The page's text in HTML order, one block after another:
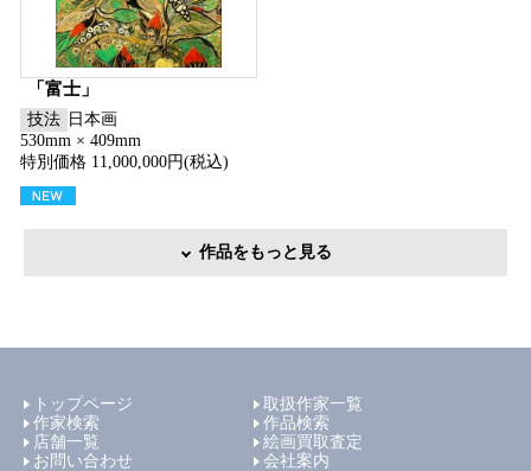
「富士」
技法 日本画
530mm × 409mm
特別価格 11,000,000円(税込)
作品をもっと見る
トップページ
取扱作家一覧
作家検索
作品検索
店舗一覧
絵画買取査定
お問い合わせ
会社案内